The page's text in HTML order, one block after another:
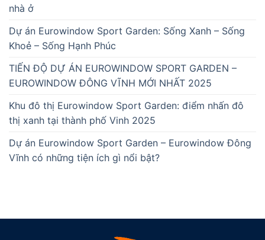
nhà ở
Dự án Eurowindow Sport Garden: Sống Xanh – Sống
Khoẻ – Sống Hạnh Phúc
TIẾN ĐỘ DỰ ÁN EUROWINDOW SPORT GARDEN –
EUROWINDOW ĐÔNG VĨNH MỚI NHẤT 2025
Khu đô thị Eurowindow Sport Garden: điểm nhấn đô
thị xanh tại thành phố Vinh 2025
Dự án Eurowindow Sport Garden – Eurowindow Đông
Vĩnh có những tiện ích gì nổi bật?